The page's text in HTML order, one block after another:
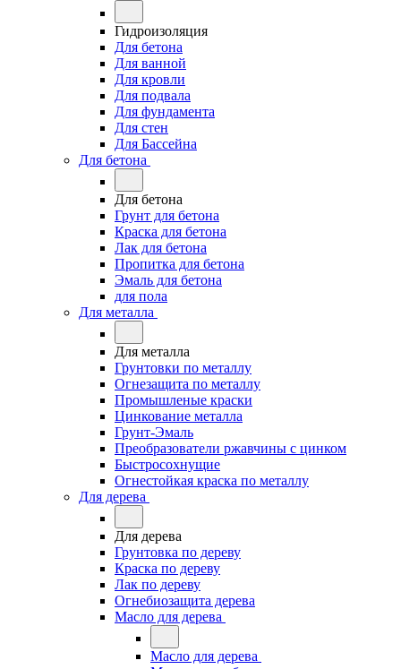
Гидроизоляция
Для бетона
Для ванной
Для кровли
Для подвала
Для фундамента
Для стен
Для Бассейна
Для бетона
Для бетона
Грунт для бетона
Краска для бетона
Лак для бетона
Пропитка для бетона
Эмаль для бетона
для пола
Для металла
Для металла
Грунтовки по металлу
Огнезащита по металлу
Промышленые краски
Цинкование металла
Грунт-Эмаль
Преобразователи ржавчины с цинком
Быстросохнущие
Огнестойкая краска по металлу
Для дерева
Для дерева
Грунтовка по дереву
Краска по дереву
Лак по дереву
Огнебиозащита дерева
Масло для дерева
Масло для дерева